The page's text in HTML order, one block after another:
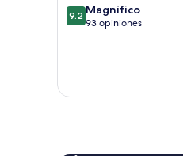
9.2
de
9.2 Magnífico
93 opiniones